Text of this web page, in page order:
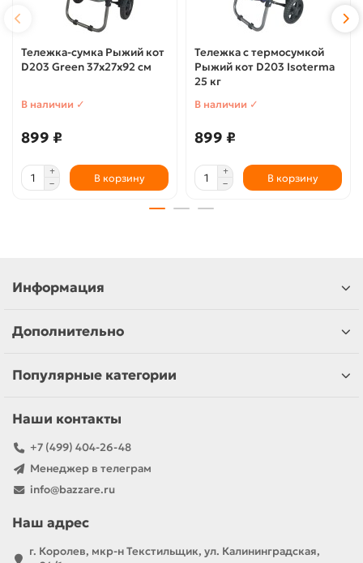
Тележка-сумка Рыжий кот
D203 Green 37х27х92 см
В наличии ✓
899 ₽
В корзину
Тележка с термосумкой
Рыжий кот D203 Isoterma
25 кг
В наличии ✓
899 ₽
В корзину
Информация
Дополнительно
Популярные категории
Наши контакты
+7 (499) 404-26-48
Менеджер в телеграм
info@bazzare.ru
Наш адрес
г. Королев, мкр-н Текстильщик, ул. Калининградская,